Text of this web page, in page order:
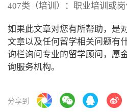
407类（培训）：职业培训或岗
如果此文章对您有所帮助，是
文章以及任何留学相关问题有
询栏询问专业的留学顾问，愿
询服务机构。
分享到